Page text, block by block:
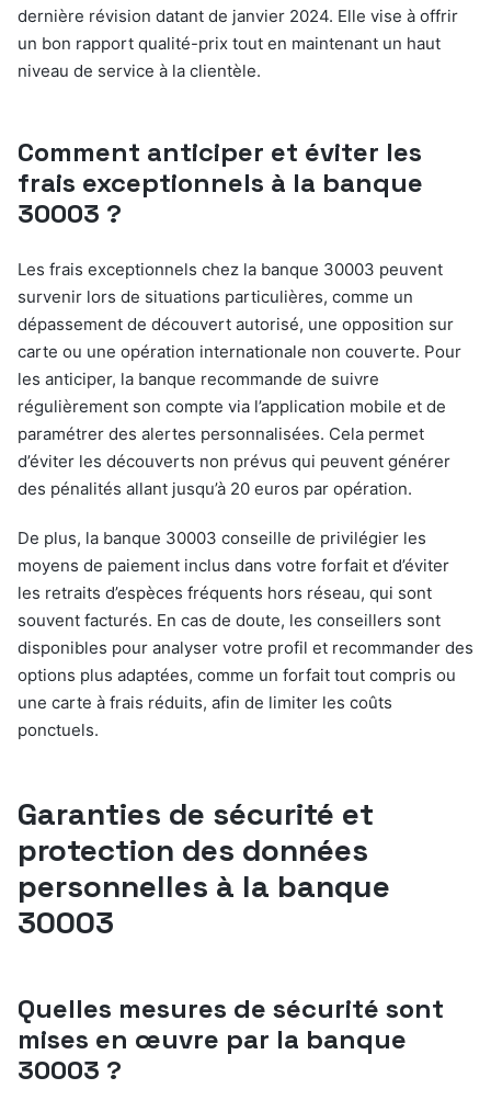
dernière révision datant de janvier 2024. Elle vise à offrir
un bon rapport qualité-prix tout en maintenant un haut
niveau de service à la clientèle.
Comment anticiper et éviter les
frais exceptionnels à la banque
30003 ?
Les frais exceptionnels chez la banque 30003 peuvent
survenir lors de situations particulières, comme un
dépassement de découvert autorisé, une opposition sur
carte ou une opération internationale non couverte. Pour
les anticiper, la banque recommande de suivre
régulièrement son compte via l’application mobile et de
paramétrer des alertes personnalisées. Cela permet
d’éviter les découverts non prévus qui peuvent générer
des pénalités allant jusqu’à 20 euros par opération.
De plus, la banque 30003 conseille de privilégier les
moyens de paiement inclus dans votre forfait et d’éviter
les retraits d’espèces fréquents hors réseau, qui sont
souvent facturés. En cas de doute, les conseillers sont
disponibles pour analyser votre profil et recommander des
options plus adaptées, comme un forfait tout compris ou
une carte à frais réduits, afin de limiter les coûts
ponctuels.
Garanties de sécurité et
protection des données
personnelles à la banque
30003
Quelles mesures de sécurité sont
mises en œuvre par la banque
30003 ?